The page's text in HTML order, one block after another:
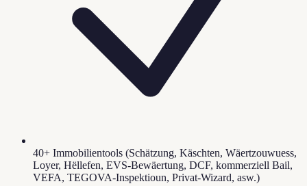
40+ Immobilientools (Schätzung, Käschten, Wäertzouwuess,
Loyer, Hëllefen, EVS-Bewäertung, DCF, kommerziell Bail,
VEFA, TEGOVA-Inspektioun, Privat-Wizard, asw.)